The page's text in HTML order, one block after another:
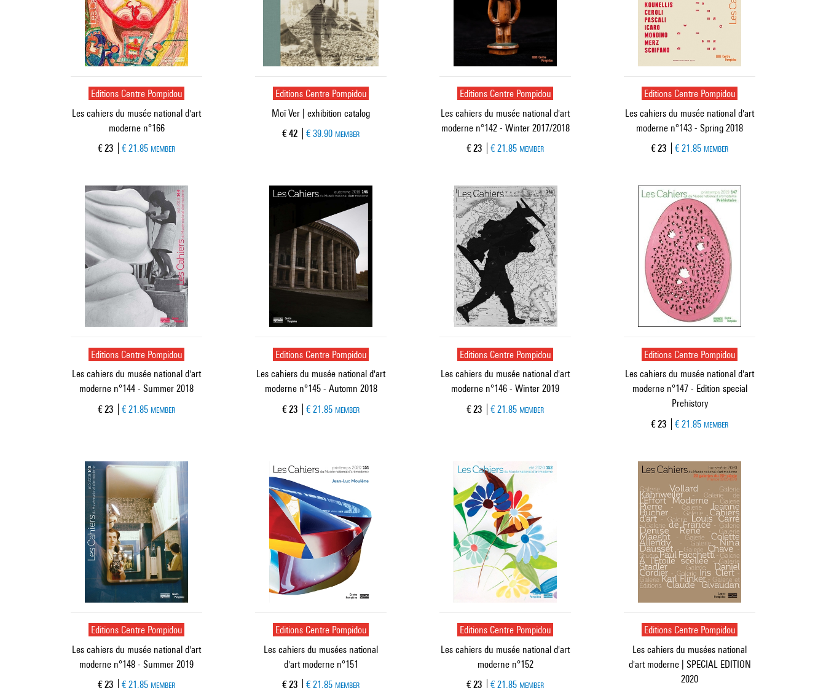
Editions Centre Pompidou
Les cahiers du musée national d'art
moderne n°166
Current price
€ 23 € 21.85 MEMBER
Editions Centre Pompidou
Moï Ver | exhibition catalog
Current price
€ 42 € 39.90 MEMBER
Editions Centre Pompidou
Les cahiers du musée national d'art
moderne n°142 - Winter 2017/2018
Current price
€ 23 € 21.85 MEMBER
Editions Centre Pompidou
Les cahiers du musée national d'art
moderne n°143 - Spring 2018
Current price
€ 23 € 21.85 MEMBER
Editions Centre Pompidou
Les cahiers du musée national d'art
moderne n°144 - Summer 2018
Current price
€ 23 € 21.85 MEMBER
Editions Centre Pompidou
Les cahiers du musée national d'art
moderne n°145 - Automn 2018
Current price
€ 23 € 21.85 MEMBER
Editions Centre Pompidou
Les cahiers du musée national d'art
moderne n°146 - Winter 2019
Current price
€ 23 € 21.85 MEMBER
Editions Centre Pompidou
Les cahiers du musée national d'art
moderne n°147 - Edition special
Prehistory
Current price
€ 23 € 21.85 MEMBER
Editions Centre Pompidou
Les cahiers du musée national d'art
moderne n°148 - Summer 2019
Current price
€ 23 € 21.85 MEMBER
Editions Centre Pompidou
Les cahiers du musées national
d'art moderne n°151
Current price
€ 23 € 21.85 MEMBER
Editions Centre Pompidou
Les cahiers du musée national d'art
moderne n°152
Current price
€ 23 € 21.85 MEMBER
Editions Centre Pompidou
Les cahiers du musées national
d'art moderne | SPECIAL EDITION
2020